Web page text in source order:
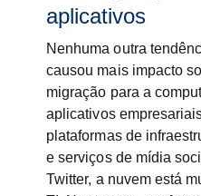
aplicativos
Nenhuma outra
causou mais impacto
migração para a
aplicativos
plataformas de
e serviços de mídia
Twitter, a nuvem está